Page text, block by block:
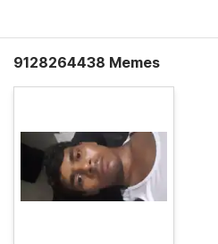
9128264438 Memes